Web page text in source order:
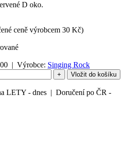
D oko.
ceně výrobcem 30 Kč)
| Výrobce: Singing Rock
+
LETY - dnes | Doručení po ČR -